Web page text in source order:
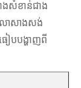
ងសំខាន់ជាង
លាសាងសង់
ៀបបង្ហាញពី